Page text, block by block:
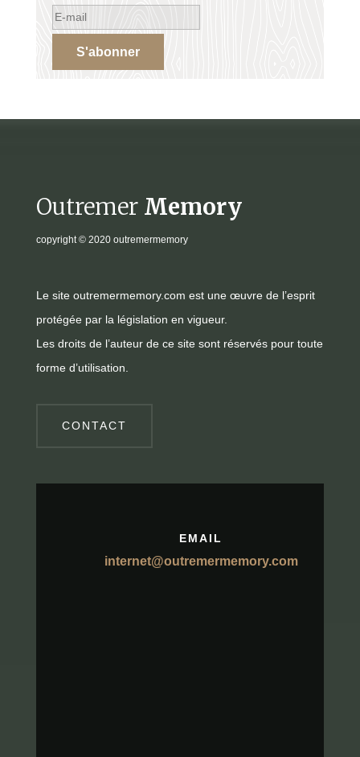
S'abonner
Outremer Memory
copyright© 2020 outremermemory
Le site outremermemory.com est une œuvre de l’esprit
protégée par la législation en vigueur.
Les droits de l’auteur de ce site sont réservés pour toute
forme d’utilisation.
CONTACT
EMAIL
internet@outremermemory.com